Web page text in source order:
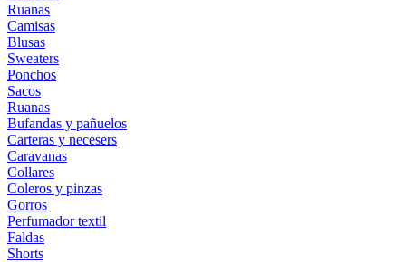
Ruanas
Camisas
Blusas
Sweaters
Ponchos
Sacos
Ruanas
Bufandas y pañuelos
Carteras y necesers
Caravanas
Collares
Coleros y pinzas
Gorros
Perfumador textil
Faldas
Shorts